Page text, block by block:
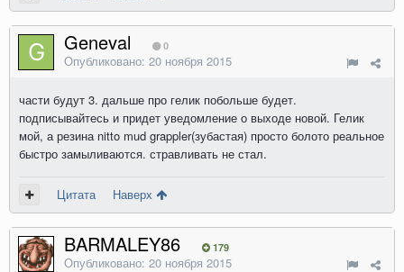
Geneval 0
Опубликовано: 20 ноября 2015
части будут 3. дальше про гелик побольше будет.
подписывайтесь и придет уведомление о выходе новой. Гелик
мой, а резина nitto mud grappler(зубастая) просто болото реальное
быстро замыливаются. стравливать не стал.
Цитата Наверх
BARMALEY86 179
Опубликовано: 20 ноября 2015